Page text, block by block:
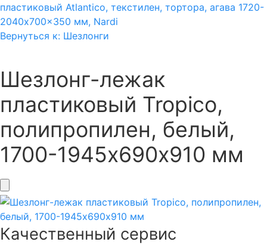
пластиковый Atlantico, текстилен, тортора, агава 1720-
2040x700x350 мм, Nardi
Вернуться к: Шезлонги
Шезлонг-лежак
пластиковый Tropico,
полипропилен, белый,
1700-1945х690х910 мм
Качественный сервис